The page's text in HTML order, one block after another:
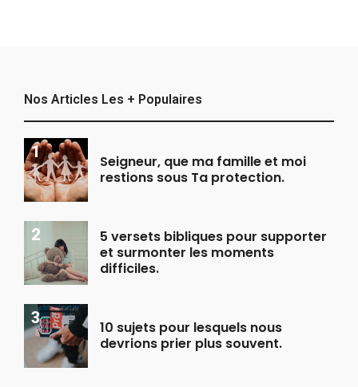
Nos Articles Les + Populaires
Seigneur, que ma famille et moi
restions sous Ta protection.
5 versets bibliques pour supporter
et surmonter les moments
difficiles.
10 sujets pour lesquels nous
devrions prier plus souvent.